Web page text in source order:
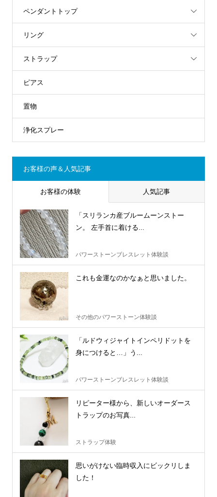
ペンダントトップ
リング
ストラップ
ピアス
置物
浄化スプレー
お客様の声＆人気記事
お客様の体験 人気記事
「スリランカ産ブルームーンストー
ン。 左手首に着ける...
パワーストーンブレスレット体験談
これも金運なのかなぁと思いました。
その他のパワーストーン体験談
「ルドウィジャイトインペリドットを
身につけると…」う...
パワーストーンブレスレット体験談
リピーター様から、新しいオーダース
トラップのお写真...
ストラップ体験
思いがけない臨時収入にビックリしま
した！